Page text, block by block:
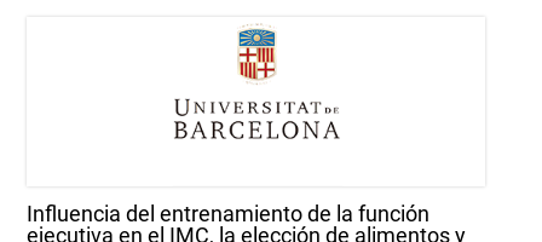
Influencia del entrenamiento de la función
ejecutiva en el IMC, la elección de alimentos y